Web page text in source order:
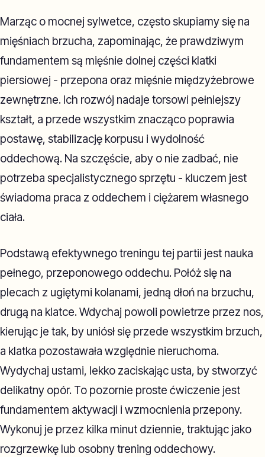
Marząc o mocnej sylwetce, często skupiamy się na
mięśniach brzucha, zapominając, że prawdziwym
fundamentem są mięśnie dolnej części klatki
piersiowej - przepona oraz mięśnie międzyżebrowe
zewnętrzne. Ich rozwój nadaje torsowi pełniejszy
kształt, a przede wszystkim znacząco poprawia
postawę, stabilizację korpusu i wydolność
oddechową. Na szczęście, aby o nie zadbać, nie
potrzeba specjalistycznego sprzętu - kluczem jest
świadoma praca z oddechem i ciężarem własnego
ciała.
Podstawą efektywnego treningu tej partii jest nauka
pełnego, przeponowego oddechu. Połóż się na
plecach z ugiętymi kolanami, jedną dłoń na brzuchu,
drugą na klatce. Wdychaj powoli powietrze przez nos,
kierując je tak, by uniósł się przede wszystkim brzuch,
a klatka pozostawała względnie nieruchoma.
Wydychaj ustami, lekko zaciskając usta, by stworzyć
delikatny opór. To pozornie proste ćwiczenie jest
fundamentem aktywacji i wzmocnienia przepony.
Wykonuj je przez kilka minut dziennie, traktując jako
rozgrzewkę lub osobny trening oddechowy.